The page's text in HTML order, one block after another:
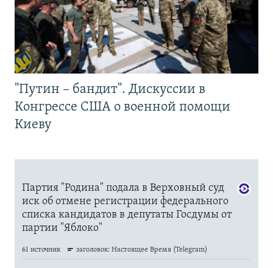
"Путин – бандит". Дискуссии в
Конгрессе США о военной помощи
Киеву